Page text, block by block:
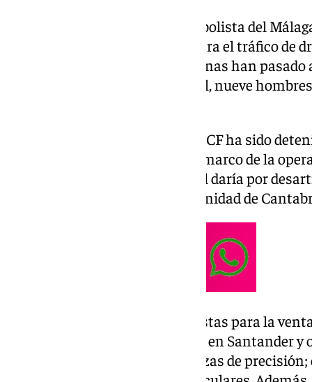
Jonathan Valle, quien fuera futbolista del
detenido en una operación contra el tráfico de
Montañés’. Además, once personas han
operación de la Policía Nacional, nueve
El que fuese jugador del Málaga CF ha sido
delito de tráfico de drogas en el marco de la
detenciones, la Policía Nacional daría por
al tráfico de cocaína en la comunidad de
Se han incautado 3.500 dosis listas para la
250.000 euros, hachís y MDMA en Santander
ocho puntos de venta; 10 balanzas de